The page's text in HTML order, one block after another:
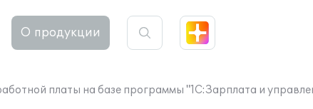
О продукции
платы на базе программы "1С:Зарплата и